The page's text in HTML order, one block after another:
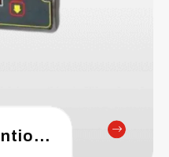
ASP10 Digital Potentiometer